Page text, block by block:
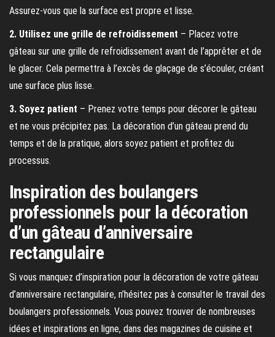
Assurez-vous que la surface est propre et lisse.
2. Utilisez une grille de refroidissement – Placez votre
gâteau sur une grille de refroidissement avant de l’apprêter et de
le glacer. Cela permettra à l’excès de glaçage de s’écouler, créant
une surface plus lisse.
3. Soyez patient – Prenez votre temps pour décorer le gâteau
et ne vous précipitez pas. La décoration d’un gâteau prend du
temps et de la pratique, alors soyez patient et profitez du
processus.
Inspiration des boulangers
professionnels pour la décoration
d’un gâteau d’anniversaire
rectangulaire
Si vous manquez d’inspiration pour la décoration de votre gâteau
d’anniversaire rectangulaire, n’hésitez pas à consulter le travail des
boulangers professionnels. Vous pouvez trouver de nombreuses
idées et inspirations en ligne, dans des magazines de cuisine et